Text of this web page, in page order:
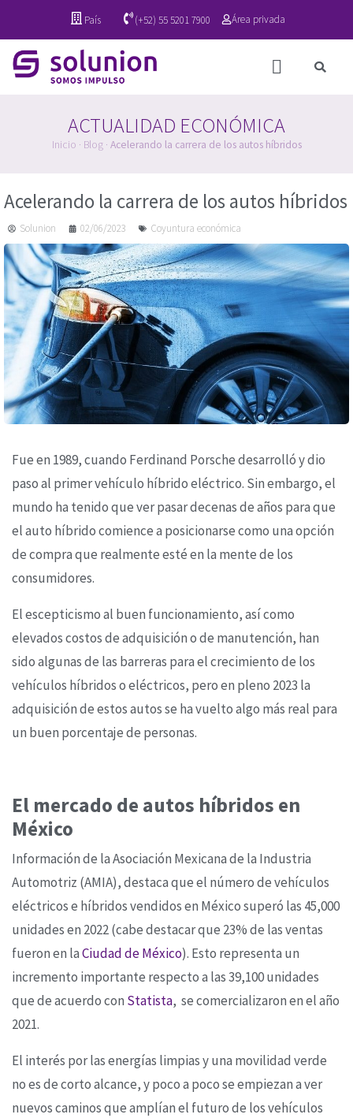
País (+52) 55 5201 7900 Área privada
ACTUALIDAD ECONÓMICA
Inicio · Blog· Acelerando la carrera de los autos híbridos
Acelerando la carrera de los autos híbridos
Solunion 02/06/2023 Coyuntura económica
Fue en 1989, cuando Ferdinand Porsche desarrolló y dio
paso al primer vehículo híbrido eléctrico. Sin embargo, el
mundo ha tenido que ver pasar decenas de años para que
el auto híbrido comience a posicionarse como una opción
de compra que realmente esté en la mente de los
consumidores.
El escepticismo al buen funcionamiento, así como
elevados costos de adquisición o de manutención, han
sido algunas de las barreras para el crecimiento de los
vehículos híbridos o eléctricos, pero en pleno 2023 la
adquisición de estos autos se ha vuelto algo más real para
un buen porcentaje de personas.
El mercado de autos híbridos en
México
Información de la Asociación Mexicana de la Industria
Automotriz (AMIA), destaca que el número de vehículos
eléctricos e híbridos vendidos en México superó las 45,000
unidades en 2022 (cabe destacar que 23% de las ventas
fueron en laCiudad de México). Esto representa un
incremento importante respecto a las 39,100 unidades
que de acuerdo con Statista, se comercializaron en el año
2021.
El interés por las energías limpias y una movilidad verde
no es de corto alcance, y poco a poco se empiezan a ver
nuevos caminos que amplían el futuro de los vehículos